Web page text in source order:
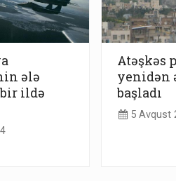
ələ
ildə
Atəşkəs
yenidən
başladı
5 Avqust